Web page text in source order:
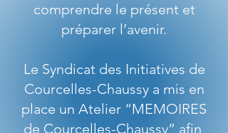
comprendre le présent et
préparer l’avenir.
Le Syndicat des Initiatives de
Courcelles-Chaussy a mis en
place un Atelier “MEMOIRES
de Courcelles-Chaussy” afin